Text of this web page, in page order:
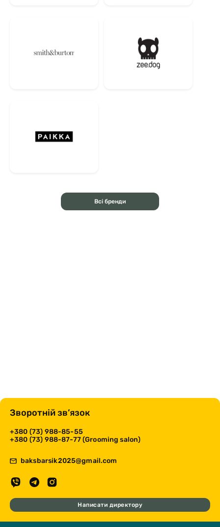
Всі бренди
Зворотній зв’язок
+380 (73) 988-85-55
+380 (73) 988-87-77 (Grooming salon)
baksbarsik2025@gmail.com
Написати директору